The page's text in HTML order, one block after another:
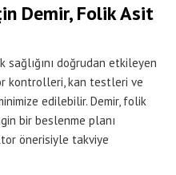
Demir, Folik Asit
sağlığını doğrudan etkileyen
kontrolleri, kan testleri ve
edilebilir. Demir, folik
bir beslenme planı
önerisiyle takviye